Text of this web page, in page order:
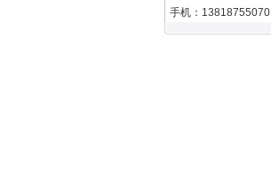
手机：13818755070